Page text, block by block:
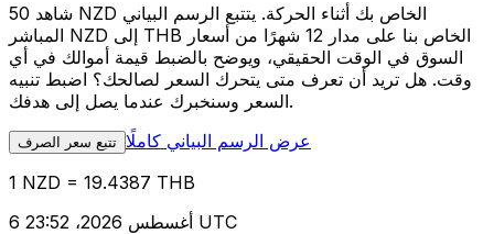
شاهد 50 NZD الخاص بك أثناء الحركة. يتتبع الرسم البياني
المباشر NZD إلى THB الخاص بنا على مدار 12 شهرًا من أسعار
السوق في الوقت الحقيقي، ويوضح بالضبط قيمة أموالك في أي
وقت. هل تريد أن تعرف متى يتحرك السعر لصالحك؟ اضبط تنبيه
السعر وسنخبرك عندما يصل إلى هدفك.
تتبع سعر الصرف عرض الرسم البياني كاملًا
1 NZD = 19.4387 THB
6 أغسطس 2026، 23:52 UTC